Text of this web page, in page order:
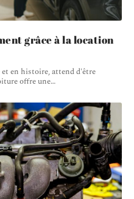
grâce à la location
en histoire, attend d'être
offre une…